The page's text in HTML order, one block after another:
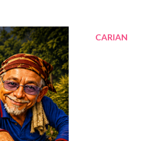
CARIAN